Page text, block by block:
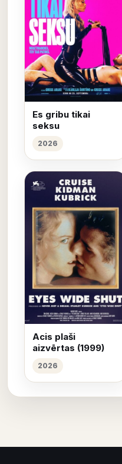
Es gribu tikai
seksu
2026
Acis plaši
aizvērtas (1999)
2026